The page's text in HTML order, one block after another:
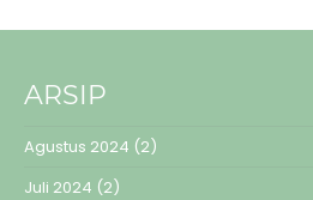
ARSIP
Agustus 2024 (2)
Juli 2024 (2)